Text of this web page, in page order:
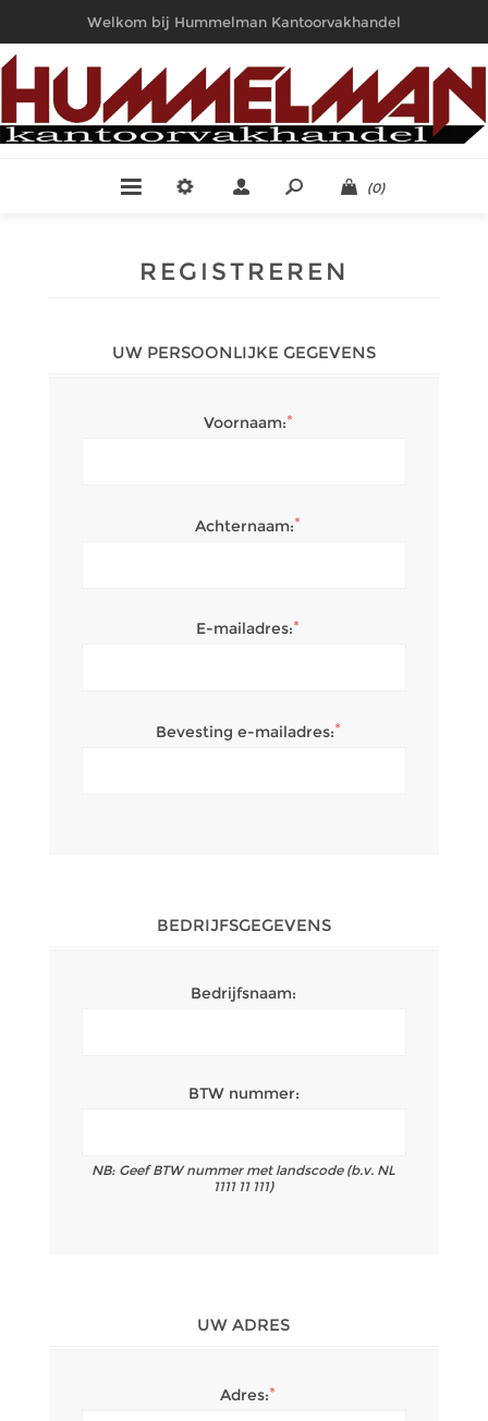
Welkom bij Hummelman Kantoorvakhandel
(0)
REGISTREREN
UW PERSOONLIJKE GEGEVENS
Voornaam:*
Achternaam:*
E-mailadres:*
Bevesting e-mailadres:*
BEDRIJFSGEGEVENS
Bedrijfsnaam:
BTW nummer:
NB: Geef BTW nummer met landscode (b.v. NL
1111 11 111)
UW ADRES
Adres:*